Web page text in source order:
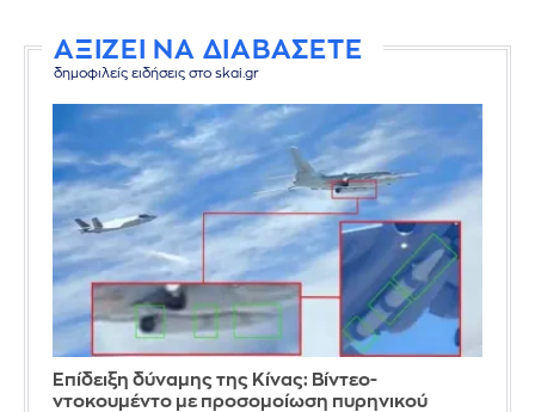
ΑΞΙΖΕΙ ΝΑ ΔΙΑΒΑΣΕΤΕ
δημοφιλείς ειδήσεις στο skai.gr
Επίδειξη δύναμης της Κίνας: Βίντεο-
ντοκουμέντο με προσομοίωση πυρηνικού